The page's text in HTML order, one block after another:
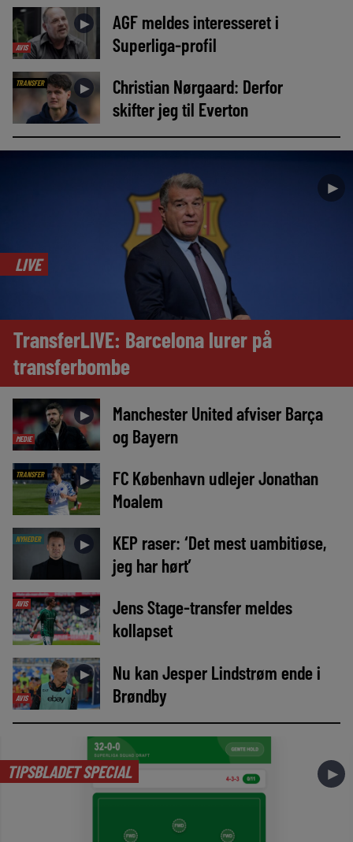
AVIS
►
AGF meldes interesseret i
Superliga-profil
TRANSFER ►
Christian Nørgaard: Derfor
skifter jeg til Everton
►
LIVE
TransferLIVE: Barcelona lurer på
transferbombe
MEDIE
►
Manchester United afviser Barça
og Bayern
TRANSFER ►
FC København udlejer Jonathan
Moalem
NYHEDER ►
KEP raser: ‘Det mest uambitiøse,
jeg har hørt’
AVIS ►
Jens Stage-transfer meldes
kollapset
AVIS
►
Nu kan Jesper Lindstrøm ende i
Brøndby
TIPSBLADET SPECIAL ►